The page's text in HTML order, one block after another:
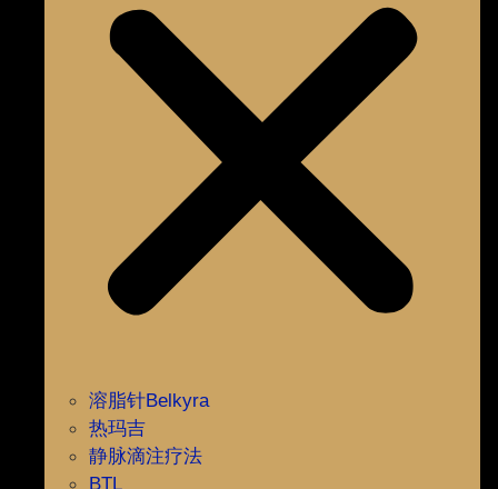
溶脂针Belkyra
热玛吉
静脉滴注疗法
BTL